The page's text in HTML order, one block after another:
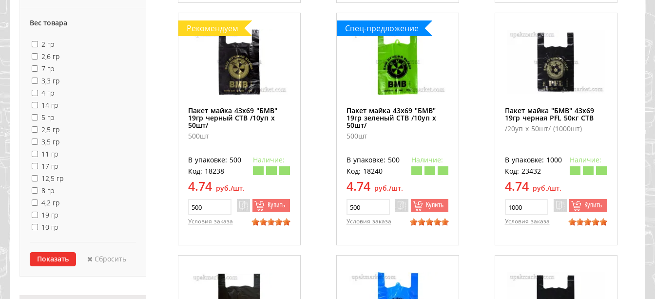
Вес товара
2 гр
2,6 гр
7 гр
3,3 гр
4 гр
14 гр
5 гр
2,5 гр
3,5 гр
11 гр
17 гр
12,5 гр
8 гр
4,2 гр
19 гр
10 гр
Сбросить
Рекомендуем
Пакет майка 43х69 "БМВ"
19гр черный СТВ /10уп х
50шт/
500шт
В упаковке: 500
Наличие:
Код: 18238
4.74 руб./шт.
Купить
Условия заказа
Спец-предложение
Пакет майка 43х69 "БМВ"
19гр зеленый СТВ /10уп х
50шт/
500шт
В упаковке: 500
Наличие:
Код: 18240
4.74 руб./шт.
Купить
Условия заказа
Пакет майка "БМВ" 43х69
19гр черная PFL 50кг СТВ
/20уп х 50шт/ (1000шт)
В упаковке: 1000
Наличие:
Код: 23432
4.74 руб./шт.
Купить
Условия заказа